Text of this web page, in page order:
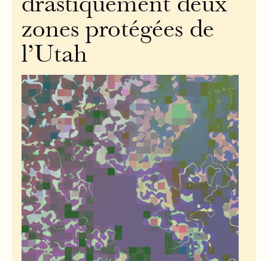
drastiquement deux
zones protégées de
l’Utah